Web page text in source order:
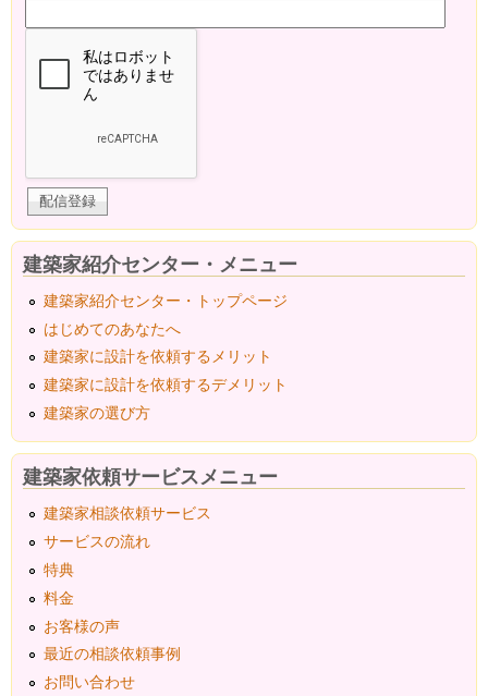
建築家紹介センター・メニュー
建築家紹介センター・トップページ
はじめてのあなたへ
建築家に設計を依頼するメリット
建築家に設計を依頼するデメリット
建築家の選び方
建築家依頼サービスメニュー
建築家相談依頼サービス
サービスの流れ
特典
料金
お客様の声
最近の相談依頼事例
お問い合わせ